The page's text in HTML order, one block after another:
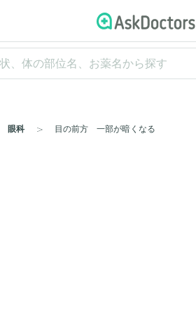
眼科 目の前方 一部が暗くなる